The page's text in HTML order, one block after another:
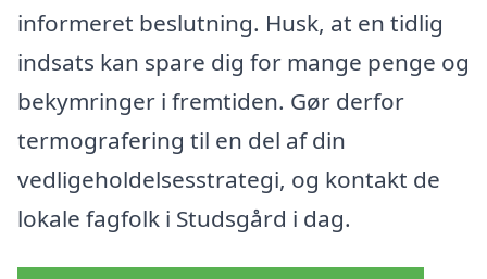
informeret beslutning. Husk, at en tidlig
indsats kan spare dig for mange penge og
bekymringer i fremtiden. Gør derfor
termografering til en del af din
vedligeholdelsesstrategi, og kontakt de
lokale fagfolk i Studsgård i dag.